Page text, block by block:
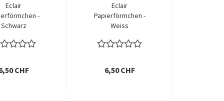
Eclair
-
Schwarz
CHF
Eclair
Papierförmchen -
Weiss
6,50 CHF